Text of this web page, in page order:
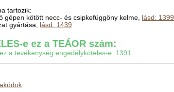
tartozik:
gépen kötött necc- és csipkefüggöny kelme, lásd: 1399
gyártása, lásd: 1439
e ez a TEÁOR szám:
a tevékenység engedélyköteles-e: 1391